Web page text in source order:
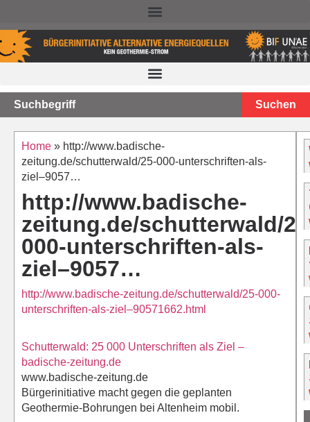
Suchen
Home » http://www.badische-
zeitung.de/schutterwald/25-000-unterschriften-als-
ziel–9057…
http://www.badische-
zeitung.de/schutterwald/
000-unterschriften-als-
ziel–9057…
http://www.badische-zeitung.de/schutterwald/25-000-
unterschriften-als-ziel–90571662.html
Schutterwald: 25 000 Unterschriften als Ziel –
badische-zeitung.de
www.badische-zeitung.de
Bürgerinitiative macht gegen die geplanten
Geothermie-Bohrungen bei Altenheim mobil.